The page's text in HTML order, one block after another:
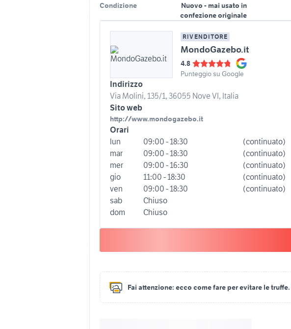
Condizione
Nuovo - mai usato in
confezione originale
RIVENDITORE
MondoGazebo.it
4.8
Punteggio su Google
Indirizzo
Via Molini, 135/1, 36055 Nove VI, Italia
Sito web
http://www.mondogazebo.it
Orari
lun
09:00 - 18:30
(continuato)
mar
09:00 - 18:30
(continuato)
mer
09:00 - 16:30
(continuato)
gio
11:00 - 18:30
(continuato)
ven
09:00 - 18:30
(continuato)
sab
Chiuso
dom
Chiuso
Fai attenzione: ecco come fare per evitare le truffe.